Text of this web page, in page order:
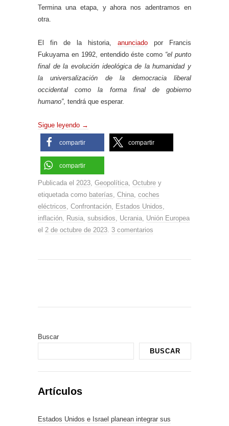
Termina una etapa, y ahora nos adentramos en
otra.
El fin de la historia, anunciado por Francis
Fukuyama en 1992, entendido éste como “el punto
final de la evolución ideológica de la humanidad y
la universalización de la democracia liberal
occidental como la forma final de gobierno
humano”, tendrá que esperar.
Sigue leyendo →
compartir compartir
compartir
Publicada el 2023 Geopolítica Octubre y
etiquetada como baterías China coches
eléctricos Confrontación Estados Unidos
inflación
Rusia subsidios Ucrania Unión Europea
el 2 de octubre de 2023 3 comentarios
Buscar
BUSCAR
Artículos
Estados Unidos e Israel planean integrar sus